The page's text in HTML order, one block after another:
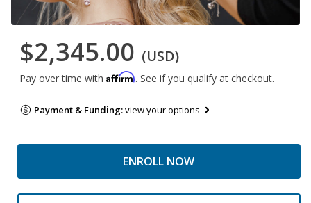
$2,345.00 (USD)
Pay over time with Affirm. See if you qualify at checkout.
Payment & Funding:view your options
ENROLL NOW